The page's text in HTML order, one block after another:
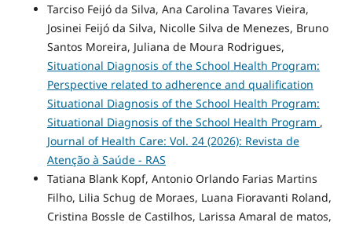
Tarciso Feijó da Silva, Ana Carolina Tavares Vieira,
Josinei Feijó da Silva, Nicolle Silva de Menezes, Bruno
Santos Moreira, Juliana de Moura Rodrigues,
Situational Diagnosis of the School Health Program:
Perspective related to adherence and qualification
Situational Diagnosis of the School Health Program:
Situational Diagnosis of the School Health Program ,
Journal of Health Care: Vol. 24 (2026): Revista de
Atenção à Saúde - RAS
Tatiana Blank Kopf, Antonio Orlando Farias Martins
Filho, Lilia Schug de Moraes, Luana Fioravanti Roland,
Cristina Bossle de Castilhos, Larissa Amaral de matos,